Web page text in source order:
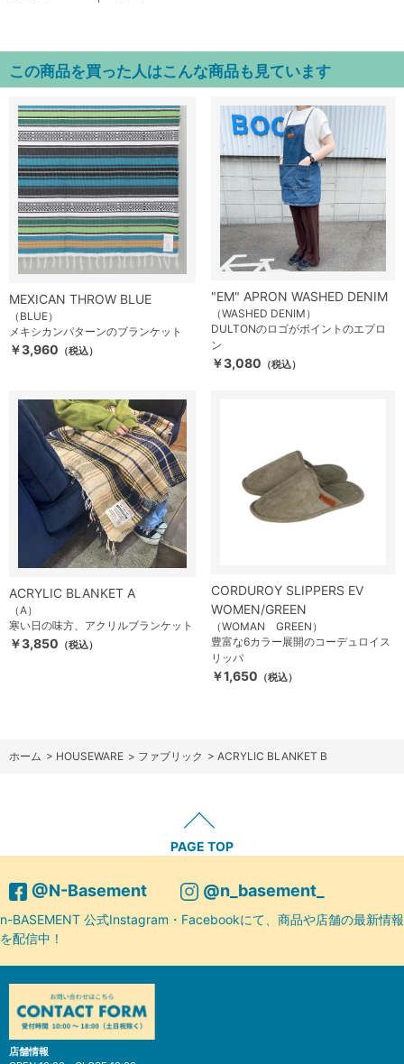
この商品を買った人はこんな商品も見ています
MEXICAN THROW BLUE
（BLUE）
メキシカンパターンのブランケット
￥3,960 （税込）
"EM" APRON WASHED DENIM
（WASHED DENIM）
DULTONのロゴがポイントのエプロ
ン
￥3,080 （税込）
ACRYLIC BLANKET A
（A）
寒い日の味方、アクリルブランケット
￥3,850 （税込）
CORDUROY SLIPPERS EV
WOMEN/GREEN
（WOMAN GREEN）
豊富な6カラー展開のコーデュロイス
リッパ
￥1,650 （税込）
ホーム > HOUSEWARE > ファブリック > ACRYLIC BLANKET B
PAGE TOP
@N-Basement @n_basement_
n-BASEMENT 公式Instagram・Facebookにて、商品や店舗の最新情報
を配信中！
店舗情報